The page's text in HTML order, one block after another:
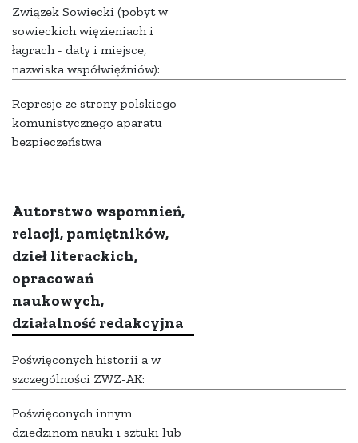
Związek Sowiecki (pobyt w
sowieckich więzieniach i
łagrach - daty i miejsce,
nazwiska współwięźniów):
Represje ze strony polskiego
komunistycznego aparatu
bezpieczeństwa
Autorstwo wspomnień,
relacji, pamiętników,
dzieł literackich,
opracowań
naukowych,
działalność redakcyjna
Poświęconych historii a w
szczególności ZWZ-AK:
Poświęconych innym
dziedzinom nauki i sztuki lub